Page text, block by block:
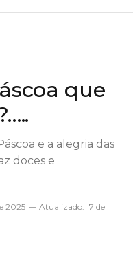
que
e a alegria das
doces e
2025 Atualizado: 7 de